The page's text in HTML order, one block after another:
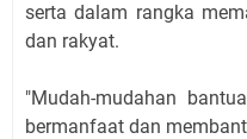
serta dalam rangka
dan rakyat.
"Mudah-mudahan
bermanfaat dan